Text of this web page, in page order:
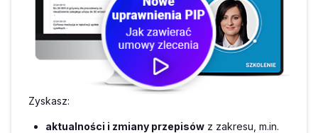
Zyskasz:
aktualności i zmiany przepisów z zakresu, m.in.